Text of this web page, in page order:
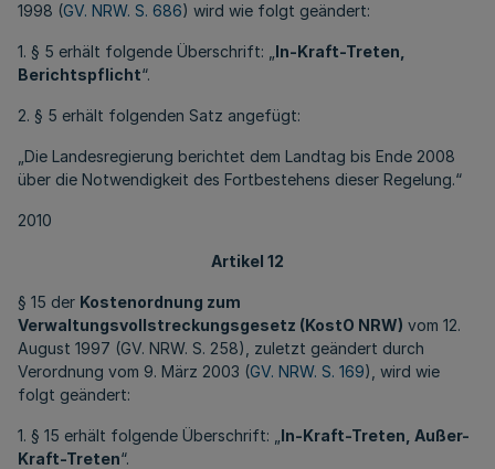
1998 (GV. NRW. S. 686) wird wie folgt geändert:
1. § 5 erhält folgende Überschrift: „ In-Kraft-Treten,
Berichtspflicht“.
2. § 5 erhält folgenden Satz angefügt:
„Die Landesregierung berichtet dem Landtag bis Ende 2008
über die Notwendigkeit des Fortbestehens dieser Regelung.“
2010
Artikel 12
§ 15 der Kostenordnung zum
Verwaltungsvollstreckungsgesetz (KostO NRW) vom 12.
August 1997 (GV. NRW. S. 258), zuletzt geändert durch
Verordnung vom 9. März 2003 (GV. NRW. S. 169), wird wie
folgt geändert:
1. § 15 erhält folgende Überschrift: „ In-Kraft-Treten, Außer-
Kraft-Treten“.